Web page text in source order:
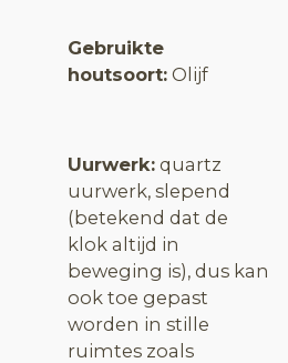
Gebruikte
houtsoort: Olijf
Uurwerk: quartz
uurwerk, slepend
(betekend dat de
klok altijd in
beweging is), dus kan
ook toe gepast
worden in stille
ruimtes zoals